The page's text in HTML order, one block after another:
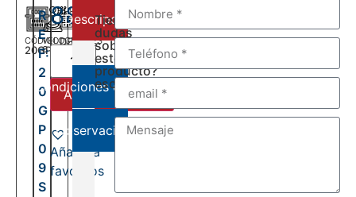
CÓDIGO
20GP09
VELOCIDADES
6
DEL:
AL:
R
E
F:
2
0
G
P
0
9
S
880,00€
Añadir al carrito
Añadir a
favoritos
Descripción
Condiciones de venta
Observaciones
Tienes
dudas
sobre
este
producto?
escríbenos: